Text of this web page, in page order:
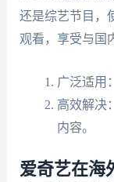
还是综艺节目，
观看，享受与国
广泛适用
高效解决
内容。
爱奇艺在海